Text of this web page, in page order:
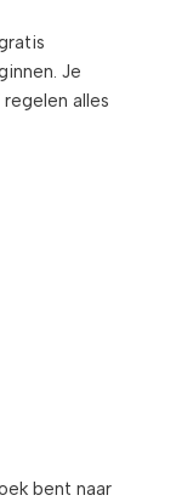
Je
alles
bent naar